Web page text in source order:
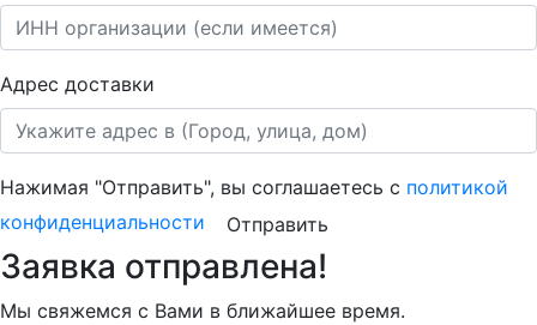
Адрес доставки
Нажимая "Отправить", вы соглашаетесь с политикой
конфиденциальности
Отправить
Заявка отправлена!
Мы свяжемся с Вами в ближайшее время.